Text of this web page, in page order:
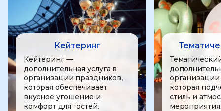
Кейтеринг
Кейтеринг —
дополнительная услуга в
организации праздников,
которая обеспечивает
вкусное угощение и
комфорт для гостей.
которая
стиль и
мероприятия.